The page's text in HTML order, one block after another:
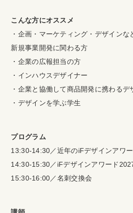
こんな方にオススメ
・企画・マーケティング・デザイン
新規事業開発に関わる方
・企業の広報担当の方
・インハウスデザイナー
・企業と協働して商品開発に携わるデ
・デザインを学ぶ学生
プログラム
13:30-14:30／近年のiFデザインアワ
14:30-15:30／iFデザインアワード
15:30-16:00／名刺交換会